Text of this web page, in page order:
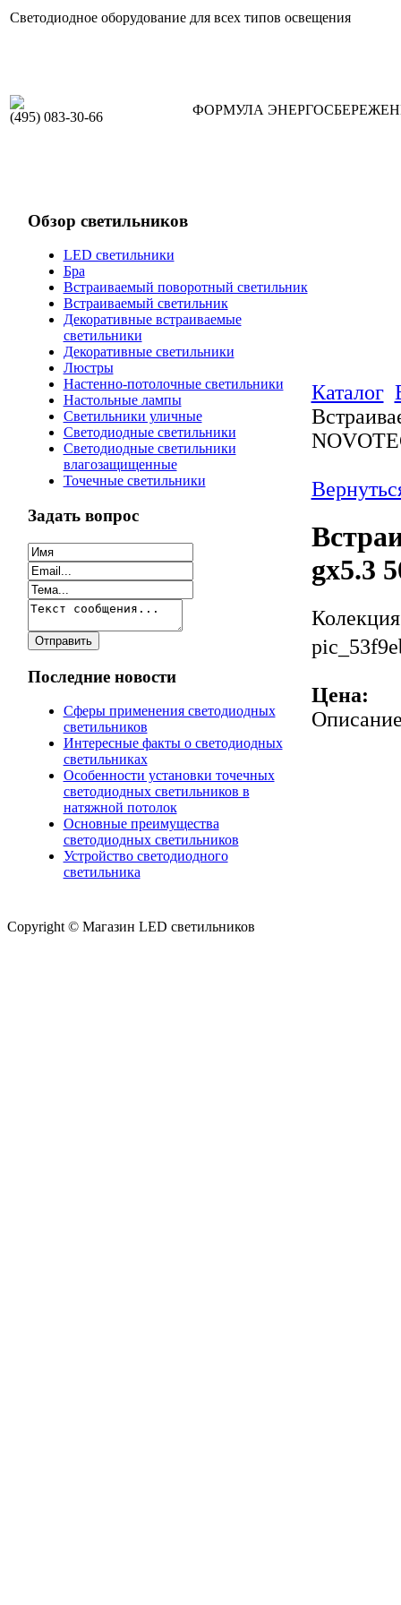
Светодиодное оборудование для всех типов освещения
(495) 083-30-66 ФОРМУЛА
Обзор светильников
LED светильники
Бра
Встраиваемый поворотный светильник
Встраиваемый светильник
Декоративные встраиваемые
светильники
Декоративные светильники
Люстры
Настенно-потолочные светильники
Настольные лампы
Светильники уличные
Светодиодные светильники
Светодиодные светильники
влагозащищенные
Точечные светильники
Задать вопрос
Последние новости
Сферы применения светодиодных
светильников
Интересные факты о светодиодных
светильниках
Особенности установки точечных
светодиодных светильников в
натяжной потолок
Основные преимущества
светодиодных светильников
Устройство светодиодного
светильника
Каталог
gx5.3
Цена:
Copyright © Магазин LED светильников